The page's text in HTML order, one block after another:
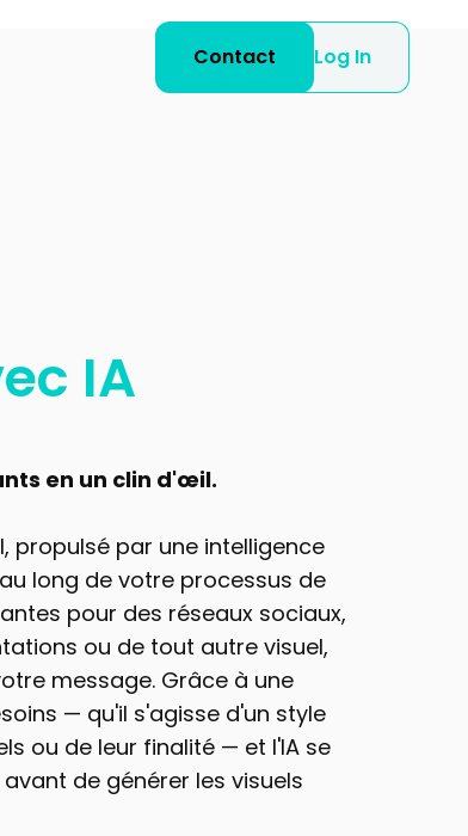
Log In
Contact
IA
en un clin d'œil.
propulsé par une intelligence
long de votre processus de
pour des réseaux sociaux,
ou de tout autre visuel,
message. Grâce à une
— qu'il s'agisse d'un style
ou de leur finalité — et l'IA se
de générer les visuels